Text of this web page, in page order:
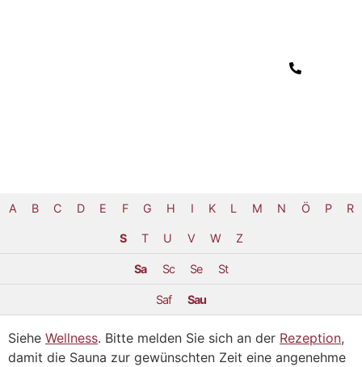
A B C D E F G H I K L M N Ö P R
S T U V W Z
Sa Sc Se St
Saf Sau
Siehe Wellness. Bitte melden Sie sich an der Rezeption,
damit die Sauna zur gewünschten Zeit eine angenehme